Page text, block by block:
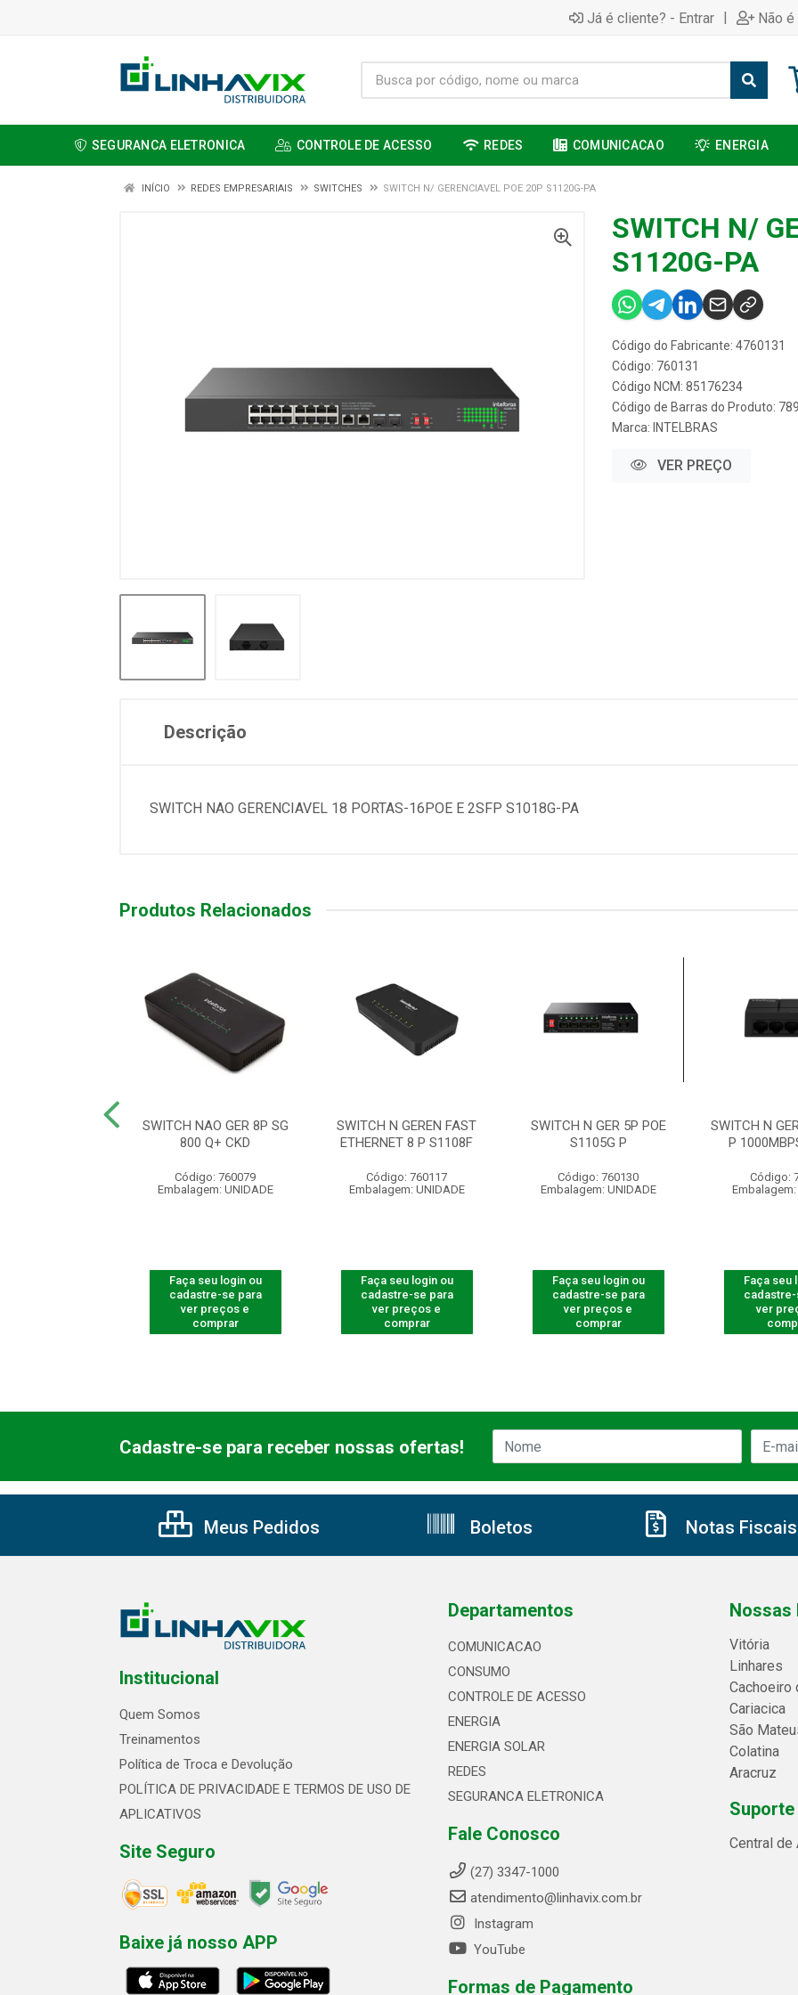
Já é cliente? - Entrar | Não
SEGURANCA ELETRONICA CONTROLE DE ACESSO REDES COMUNICACAO ENERGIA
INÍCIO REDES EMPRESARIAIS SWITCHES SWITCH N/ GERENCIAVEL POE 20P S1120G-PA
SWITCH N/
S1120G-PA
Código do Fabricante: 4760131
Código: 760131
Código NCM: 85176234
Código de Barras do Produto:
Marca: INTELBRAS
VER PREÇO
Descrição
SWITCH NAO GERENCIAVEL 18 PORTAS-16POE E 2SFP S1018G-PA
Produtos Relacionados
SWITCH NAO GER 8P SG
800 Q+ CKD
Código: 760079
Embalagem: UNIDADE
Faça seu login ou
cadastre-se para
ver preços e
comprar
SWITCH N GEREN FAST
ETHERNET 8 P S1108F
Código: 760117
Embalagem: UNIDADE
Faça seu login ou
cadastre-se para
ver preços e
comprar
SWITCH N GER 5P POE
S1105G P
Código: 760130
Embalagem: UNIDADE
Faça seu login ou
cadastre-se para
ver preços e
comprar
SWITCH N
P
Código:
Embalagem:
Faça seu
ver
Cadastre-se para receber nossas ofertas!
Meus Pedidos Boletos Notas Fiscais
Institucional
Quem Somos
Treinamentos
Política de Troca e Devolução
POLÍTICA DE PRIVACIDADE E TERMOS DE USO DE
APLICATIVOS
Site Seguro
Baixe já nosso APP
Departamentos
COMUNICACAO
CONSUMO
CONTROLE DE ACESSO
ENERGIA
ENERGIA SOLAR
REDES
SEGURANCA ELETRONICA
Fale Conosco
(27) 3347-1000
atendimento@linhavix.com.br
Instagram
YouTube
Formas de Pagamento
Nossas
Vitória
Linhares
Cachoeiro
Cariacica
São
Colatina
Aracruz
Central de